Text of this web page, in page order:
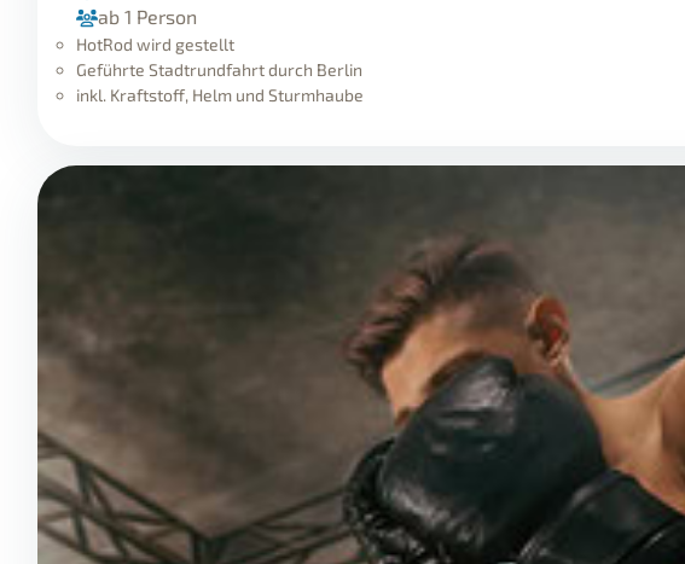
ab 1 Person
HotRod wird gestellt
Geführte Stadtrundfahrt durch Berlin
inkl. Kraftstoff, Helm und Sturmhaube